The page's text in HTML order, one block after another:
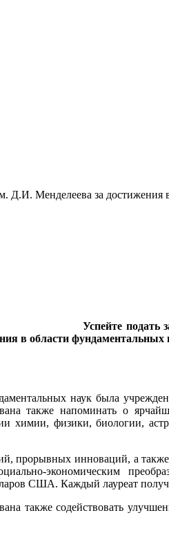
Менделеева за достижения в
Успейте
в области фундаментальных
наук была
также напоминать о
химии, физики, биологии,
прорывных инноваций, а
экономическим
США. Каждый лауреат
также содействовать